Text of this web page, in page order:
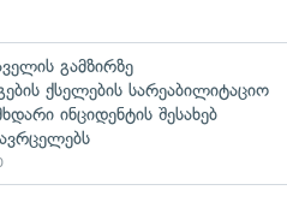
გამზირზე
ქსელების სარეაბილიტაციო
ინციდენტის შესახებ